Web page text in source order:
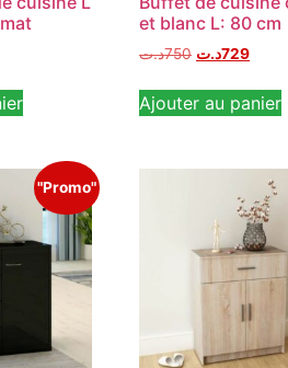
et blanc L: 80 cm
750د.ت 729د.ت
Ajouter au panier
"Promo"